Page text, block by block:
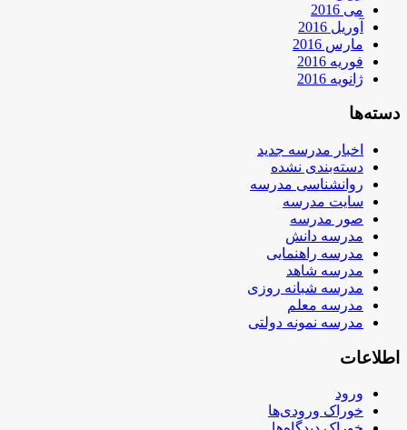
می 2016
آوریل 2016
مارس 2016
فوریه 2016
ژانویه 2016
دسته‌ها
اخبار مدرسه جدید
دسته‌بندی نشده
روانشناسی مدرسه
سایت مدرسه
صور مدرسه
مدرسه دانش
مدرسه راهنمایی
مدرسه شاهد
مدرسه شبانه روزی
مدرسه معلم
مدرسه نمونه دولتی
اطلاعات
ورود
خوراک ورودی‌ها